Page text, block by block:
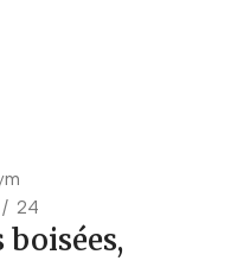
24
boisées,